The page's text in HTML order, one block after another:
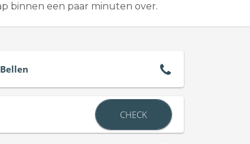
binnen een paar minuten over.
Bellen
CHECK